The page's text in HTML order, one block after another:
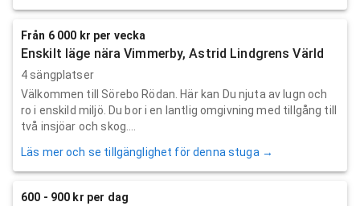
Från 6 000 kr per vecka
Enskilt läge nära Vimmerby, Astrid Lindgrens Värld
4 sängplatser
Välkommen till Sörebo Rödan. Här kan Du njuta av lugn och
ro i enskild miljö. Du bor i en lantlig omgivning med tillgång till
två insjöar och skog....
Läs mer och se tillgänglighet för denna stuga →
600 - 900 kr per dag